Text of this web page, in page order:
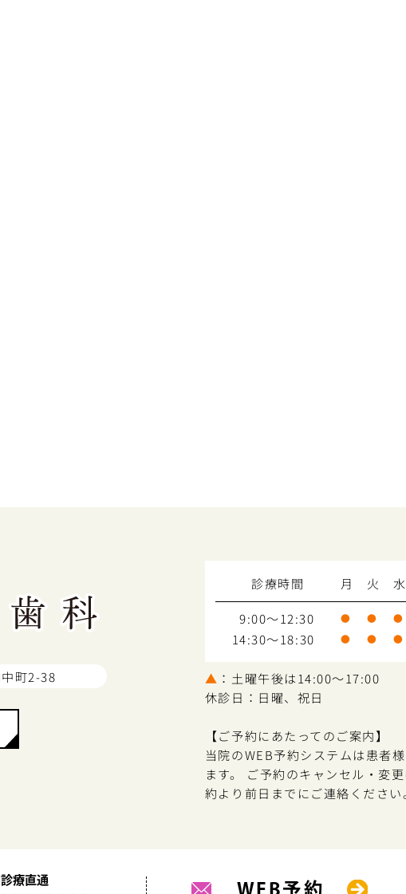
町2-38
診療時間 月 火 水
9:00～12:30
● ● ●
14:30～18:30 ● ● ●
▲ ：土曜午後は14:00～17:00
休診日：日曜、祝日
【ご予約にあたってのご案内】
当院のWEB予約システムは患者
ます。 ご予約のキャンセル・変
約より前日までにご連絡ください
療直通 WEB予約